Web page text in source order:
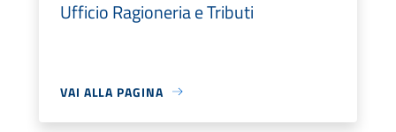
Ufficio Ragioneria e Tributi
VAI ALLA PAGINA